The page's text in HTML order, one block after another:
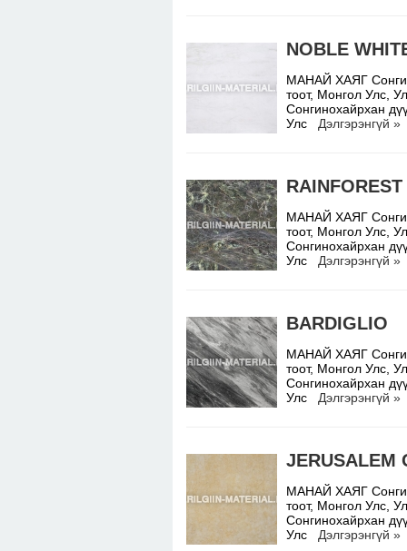
NOBLE
МАНАЙ ХАЯГ
тоот, Монгол Улс,
Сонгинохайрхан
Улс Дэлгэрэнгүй »
МАНАЙ ХАЯГ
тоот, Монгол Улс,
Сонгинохайрхан
Улс Дэлгэрэнгүй »
BARDIGLIO
МАНАЙ ХАЯГ
тоот, Монгол Улс,
Сонгинохайрхан
Улс Дэлгэрэнгүй »
JERUSALEM
МАНАЙ ХАЯГ
тоот, Монгол Улс,
Сонгинохайрхан
Улс Дэлгэрэнгүй »